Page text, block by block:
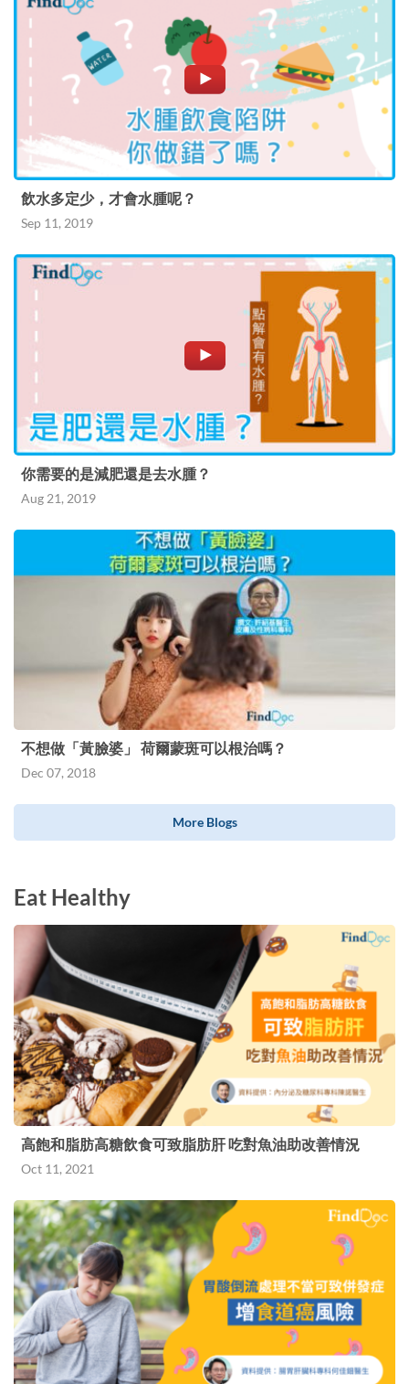
飲水多定少，才會水腫呢？
Sep 11, 2019
你需要的是減肥還是去水腫？
Aug 21, 2019
不想做「黃臉婆」 荷爾蒙斑可以根治嗎？
Dec 07, 2018
More Blogs
Eat Healthy
高飽和脂肪高糖飲食可致脂肪肝 吃對魚油助改善情況
Oct 11, 2021